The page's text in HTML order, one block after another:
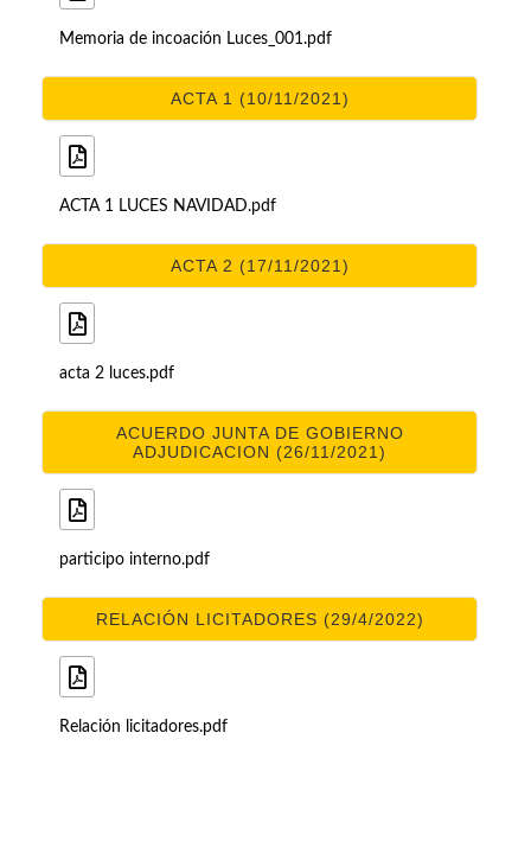
Memoria de incoación Luces_001.pdf
ACTA 1 (10/11/2021)
ACTA 1 LUCES NAVIDAD.pdf
ACTA 2 (17/11/2021)
acta 2 luces.pdf
ACUERDO JUNTA DE GOBIERNO
ADJUDICACION (26/11/2021)
participo interno.pdf
RELACIÓN LICITADORES (29/4/2022)
Relación licitadores.pdf